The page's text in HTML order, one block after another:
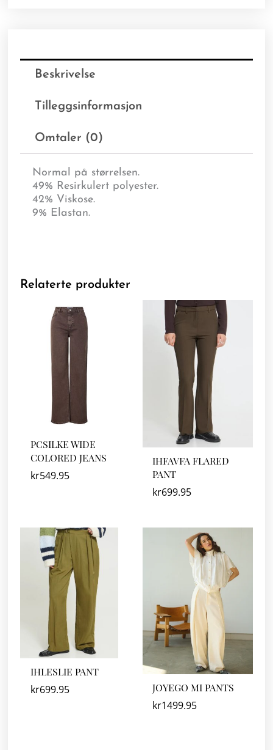
Beskrivelse
Tilleggsinformasjon
Omtaler (0)
Normal på størrelsen.
49% Resirkulert polyester.
42% Viskose.
9% Elastan.
Relaterte produkter
PCSILKE WIDE
COLORED JEANS
kr549.95
IHFAVFA FLARED
PANT
kr699.95
IHLESLIE PANT
kr699.95 JOYEGO MI PANTS
kr1499.95